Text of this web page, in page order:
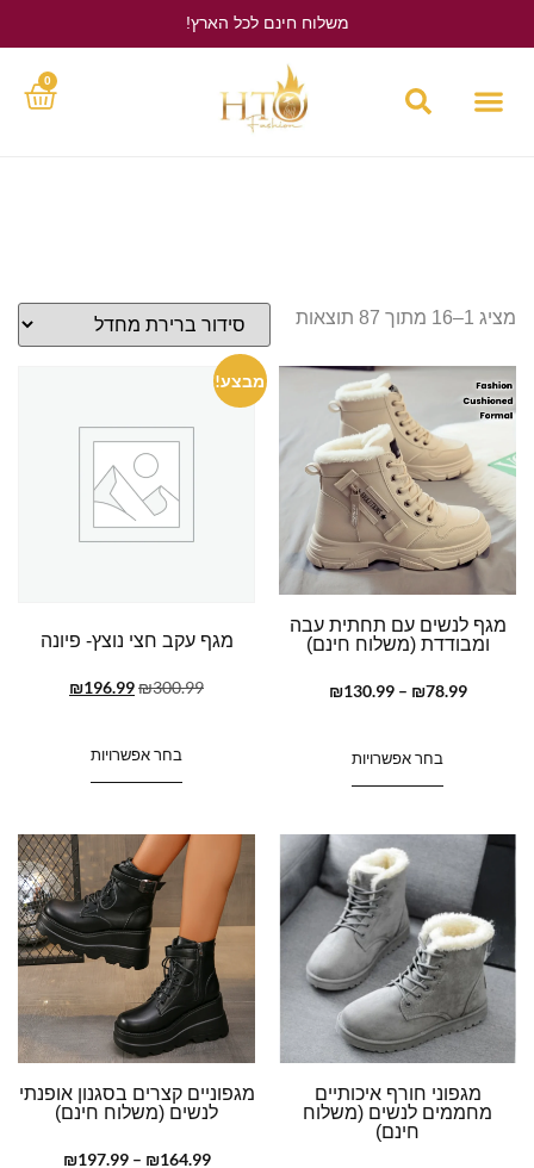
משלוח חינם לכל הארץ!
0
מציג 1–16 מתוך 87 תוצאות
מגף לנשים עם תחתית עבה
ומבודדת (משלוח חינם)
₪78.99
–
₪130.99
בחר אפשרויות
מבצע!
מגף עקב חצי נוצץ- פיונה
₪300.99
₪196.99
בחר אפשרויות
מגפוני חורף איכותיים
מחממים לנשים (משלוח
חינם)
מגפוניים קצרים בסגנון אופנתי
לנשים (משלוח חינם)
₪164.99
–
₪197.99